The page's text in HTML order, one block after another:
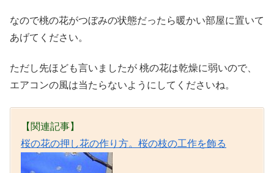
なので桃の花がつぼみの状態だったら暖かい部屋に置いて
あげてください。
ただし先ほども言いましたが 桃の花は乾燥に弱いので、
エアコンの風は当たらないようにしてくださいね。
【関連記事】
桜の花の押し花の作り方。桜の枝の工作を飾る